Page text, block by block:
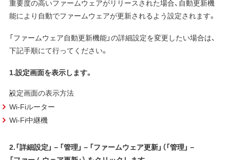
重要度の高いファームウェアがリリースされた場合、自動更新機
能により自動でファームウェアが更新されるよう設定されます。
「ファームウェア自動更新機能」の詳細設定を変更したい場合は、
下記手順にて行ってください。
1.設定画面を表示します。
設定画面の表示方法
Wi-Fiルーター
Wi-Fi中継機
2.「詳細設定」－「管理」－「ファームウェア更新」（「管理」－